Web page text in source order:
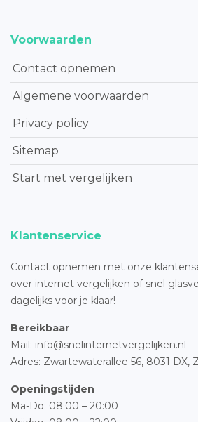
Voorwaarden
Contact opnemen
Algemene voorwaarden
Privacy policy
Sitemap
Start met vergelijken
Klantenservice
Contact opnemen met onze
over internet vergelijken of snel
dagelijks voor je klaar!
Bereikbaar
Mail: info@snelinternetvergelijken.nl
Adres: Zwartewaterallee 56, 8031 DX,
Openingstijden
Ma-Do: 08:00 – 20:00